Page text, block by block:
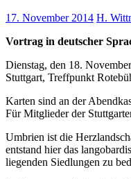
17. November 2014 H.
Vortrag in deutscher
Dienstag, den 18.
Stuttgart, Treffpunkt
Karten sind an der
Für Mitglieder der
Umbrien ist die
entstand hier das
liegenden Siedlungen zu